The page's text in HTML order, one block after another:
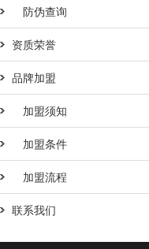
防伪查询
资质荣誉
品牌加盟
加盟须知
加盟条件
加盟流程
联系我们